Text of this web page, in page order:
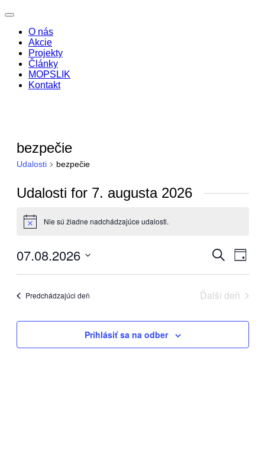
O nás
Akcie
Projekty
Články
MOPSLIK
Kontakt
bezpečie
Udalosti bezpečie
Udalosti for 7. augusta 2026
Notice Nie sú žiadne nadchádzajúce udalosti.
Udalosti
Search
Views
Vyhľadať
Deň
07.08.2026
Predchádzajúci deň
Ďalší deň
Prihlásiť sa na odber